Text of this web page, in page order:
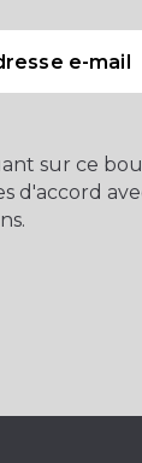
sur ce
d'accord